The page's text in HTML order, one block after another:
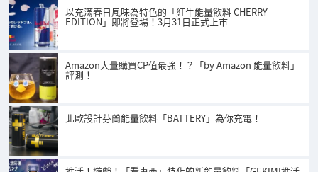
以充滿春日風味為特色的「紅牛能量飲料 CHERRY
EDITION」即將登場！3月31日正式上市
Amazon大量購買CP值最強！？「by Amazon 能量飲料」
評測！
北歐設計芬蘭能量飲料「BATTERY」為你充電！